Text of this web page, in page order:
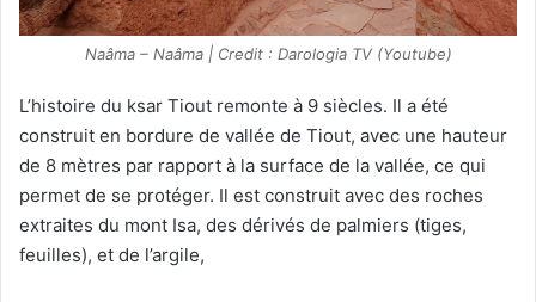
Naâma – Naâma | Credit : Darologia TV (Youtube)
L’histoire du ksar Tiout remonte à 9 siècles. Il a été
construit en bordure de vallée de Tiout, avec une hauteur
de 8 mètres par rapport à la surface de la vallée, ce qui
permet de se protéger. Il est construit avec des roches
extraites du mont Isa, des dérivés de palmiers (tiges,
feuilles), et de l’argile,